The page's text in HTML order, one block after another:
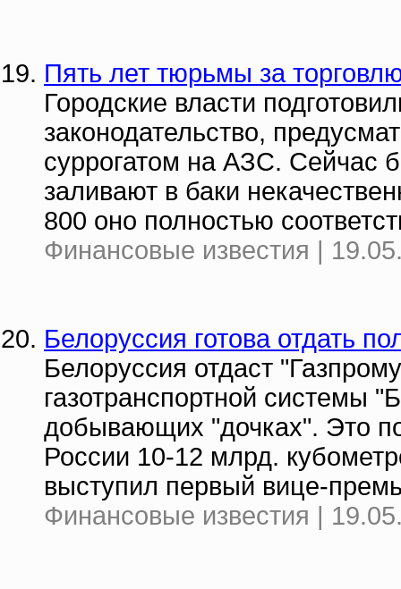
Пять лет тюрьмы за
Городские власти
законодательство,
суррогатом на АЗС. Сейчас
заливают в баки
800 оно полностью
Финансовые известия |
Белоруссия готова отдать
Белоруссия отдаст
газотранспортной системы
добывающих "дочках". Это
России 10-12 млрд.
выступил первый вице-
Финансовые известия |